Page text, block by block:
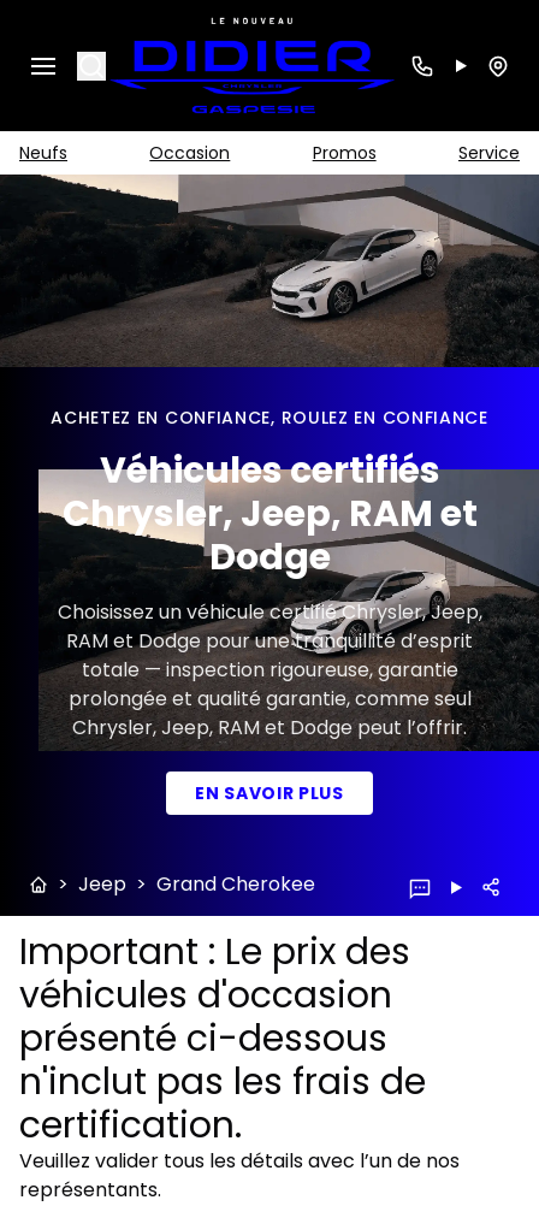
Search
Neufs Occasion Promos Service
ACHETEZ EN CONFIANCE, ROULEZ EN CONFIANCE
Véhicules certifiés
Chrysler, Jeep, RAM et
Dodge
Choisissez un véhicule certifié Chrysler, Jeep,
RAM et Dodge pour une tranquillité d’esprit
totale — inspection rigoureuse, garantie
prolongée et qualité garantie, comme seul
Chrysler, Jeep, RAM et Dodge peut l’offrir.
EN SAVOIR PLUS
> Jeep > Grand Cherokee
Important : Le prix des
véhicules d'occasion
présenté ci-dessous
n'inclut pas les frais de
certification.
Veuillez valider tous les détails avec l’un de nos
représentants.